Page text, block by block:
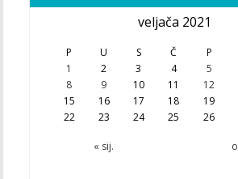
veljača 2021
P U S Č P
« sij.
1 2 3 4 5
8
9 10 11 12
15
16 17 18 19
22
23 24 25 26